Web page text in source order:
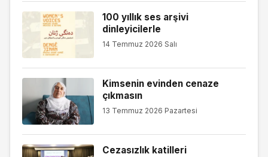
100 yıllık ses arşivi
dinleyicilerle
14 Temmuz 2026 Salı
Kimsenin evinden cenaze
çıkmasın
13 Temmuz 2026 Pazartesi
Cezasızlık katilleri